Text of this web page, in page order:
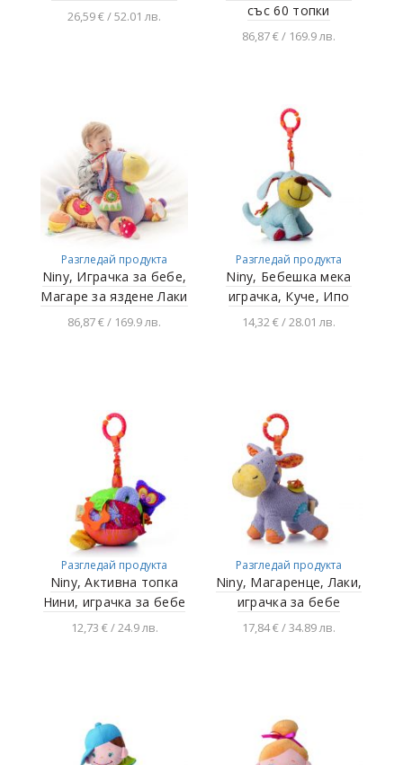
26,59 € / 52.01 лв.
със 60 топки
86,87 € / 169.9 лв.
Разгледай продукта
Niny, Играчка за бебе,
Магаре за яздене Лаки
86,87 € / 169.9 лв.
Разгледай продукта
Niny, Бебешка мека
играчка, Куче, Ипо
14,32 € / 28.01 лв.
Разгледай продукта
Niny, Активна топка
Нини, играчка за бебе
12,73 € / 24.9 лв.
Разгледай продукта
Niny, Магаренце, Лаки,
играчка за бебе
17,84 € / 34.89 лв.